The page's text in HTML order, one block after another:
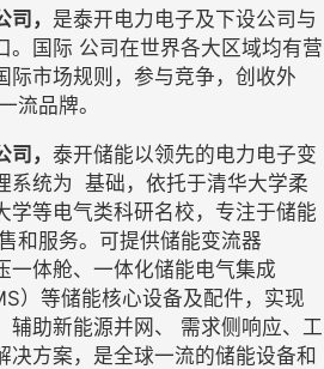
， 是泰开电力电子及下设公司与
。国际 公司在世界各大区域均有营
际市场规则，参与竞争，创收外
流品牌。
， 泰开储能以领先的电力电子变
系统为 基础，依托于清华大学柔
学等电气类科研名校，专注于储能
和服务。可提供储能变流器
一体舱、一体化储能电气集成
）等储能核心设备及配件，实现
助新能源并网、
需求侧响应、工
决方案，是全球一流的储能设备和